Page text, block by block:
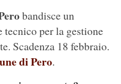
bandisce un
per la gestione
Scadenza 18 febbraio.
di Pero.